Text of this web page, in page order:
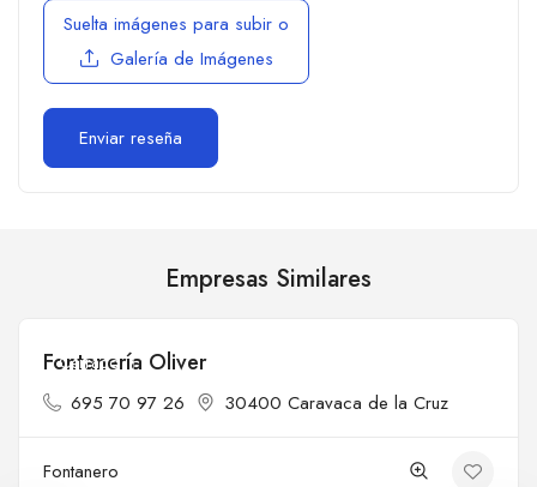
Suelta imágenes para subir o
Galería de Imágenes
Empresas Similares
Cerrado
Fontanería Oliver
695 70 97 26 30400 Caravaca de la Cruz
Fontanero